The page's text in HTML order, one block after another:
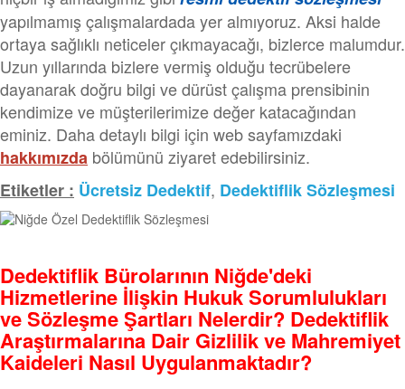
yapılmamış çalışmalardada yer almıyoruz. Aksi halde
ortaya sağlıklı neticeler çıkmayacağı, bizlerce malumdur.
Uzun yıllarında bizlere vermiş olduğu tecrübelere
dayanarak doğru bilgi ve dürüst çalışma prensibinin
kendimize ve müşterilerimize değer katacağından
eminiz. Daha detaylı bilgi için web sayfamızdaki
hakkımızda bölümünü ziyaret edebilirsiniz.
Etiketler : Ücretsiz Dedektif, Dedektiflik Sözleşmesi
Dedektiflik Bürolarının Niğde'deki
Hizmetlerine İlişkin Hukuk Sorumlulukları
ve Sözleşme Şartları Nelerdir? Dedektiflik
Araştırmalarına Dair Gizlilik ve Mahremiyet
Kaideleri Nasıl Uygulanmaktadır?